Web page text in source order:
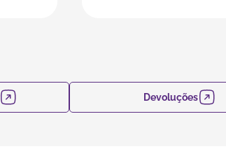
Devoluções